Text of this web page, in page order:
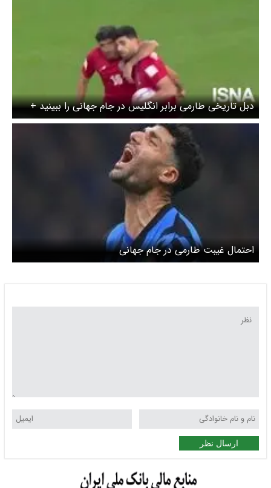
دبل تاریخی طارمی برابر انگلیس در جام جهانی را ببینید +
ویدیو
احتمال غیبت طارمی در جام جهانی
ارسال نظر